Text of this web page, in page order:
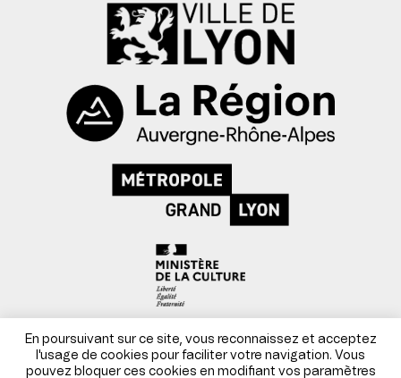
Mentions légales
Conditions générales de vente
En poursuivant sur ce site, vous reconnaissez et acceptez
l'usage de cookies pour faciliter votre navigation. Vous
pouvez bloquer ces cookies en modifiant vos paramètres